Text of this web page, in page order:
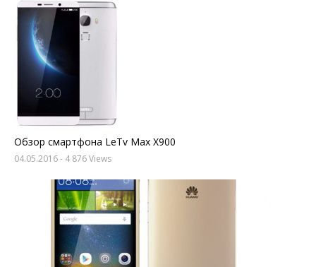
Обзор смартфона LeTv Max X900
04.05.2016- 4 876 Views